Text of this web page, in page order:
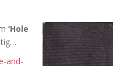
‘Hole
and-